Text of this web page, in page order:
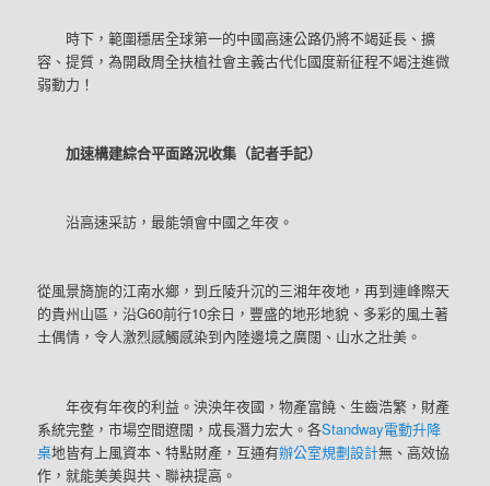
時下，範圍穩居全球第一的中國高速公路仍將不竭延長、擴
容、提質，為開啟周全扶植社會主義古代化國度新征程不竭注進微
弱動力！
加速構建綜合平面路況收集（記者手記）
沿高速采訪，最能領會中國之年夜。
從風景旖旎的江南水鄉，到丘陵升沉的三湘年夜地，再到連峰際天
的貴州山區，沿G60前行10余日，豐盛的地形地貌、多彩的風土著
土偶情，令人激烈感觸感染到內陸邊境之廣闊、山水之壯美。
年夜有年夜的利益。泱泱年夜國，物產富饒、生齒浩繁，財產
系統完整，市場空間遼闊，成長潛力宏大。各Standway電動升降
桌地皆有上風資本、特點財產，互通有辦公室規劃設計無、高效協
作，就能美美與共、聯袂提高。